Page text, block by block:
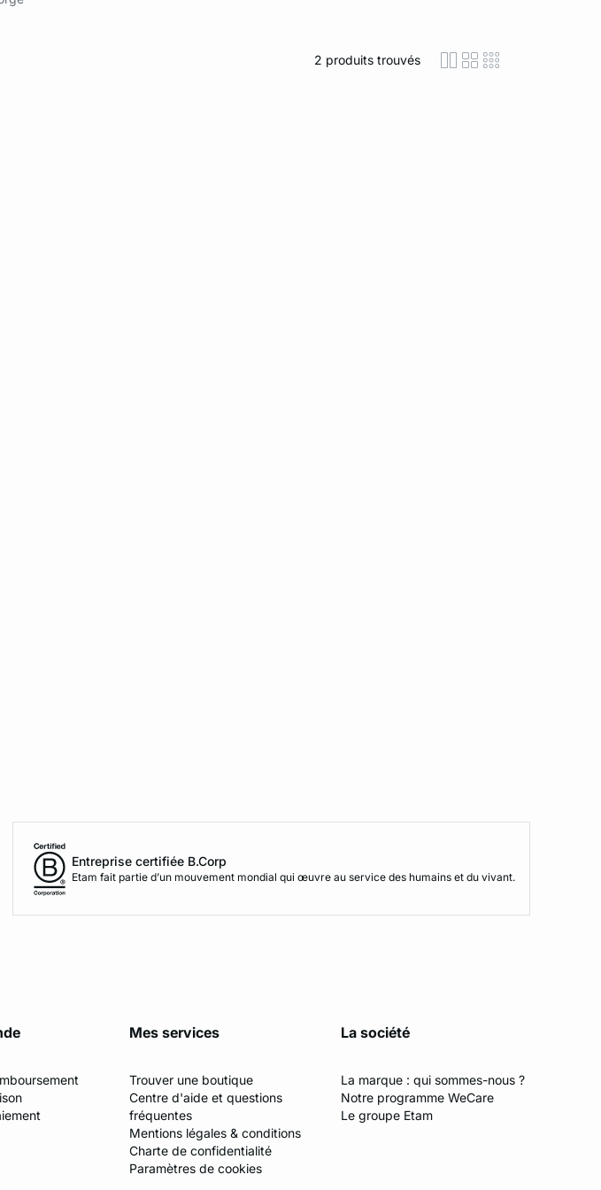
2 produits trouvés icon-layout-
icon-layout-
icon-layout-
Entreprise certifiée B.Corp
Etam fait partie d’un mouvement mondial qui œuvre au service des humains et du vivant.
Mes services
Trouver une boutique
Centre d'aide et questions
fréquentes
Mentions légales & conditions
Charte de confidentialité
Paramètres de cookies
La société
La marque : qui sommes-nous ?
Notre programme WeCare
Le groupe Etam